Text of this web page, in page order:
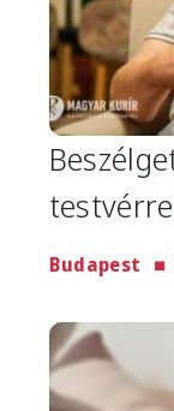
Budapest
Image